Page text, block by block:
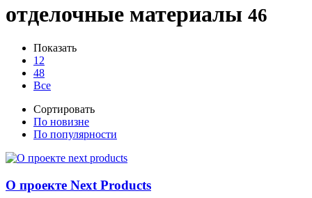
отделочные материалы 46
Показать
12
48
Все
Сортировать
По новизне
По популярности
О проекте Next Products